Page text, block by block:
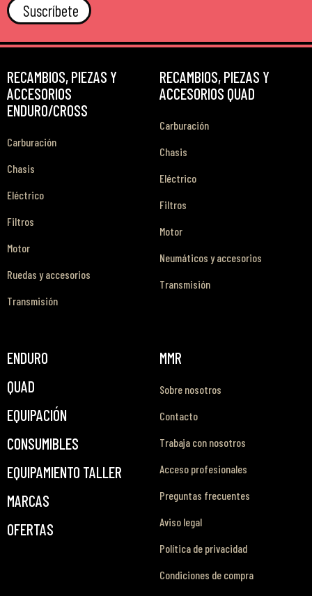
Suscríbete
RECAMBIOS, PIEZAS Y
ACCESORIOS
ENDURO/CROSS
Carburación
Chasis
Eléctrico
Filtros
Motor
Ruedas y accesorios
Transmisión
RECAMBIOS, PIEZAS Y
ACCESORIOS QUAD
Carburación
Chasis
Eléctrico
Filtros
Motor
Neumáticos y accesorios
Transmisión
ENDURO
QUAD
EQUIPACIÓN
CONSUMIBLES
EQUIPAMIENTO TALLER
MARCAS
OFERTAS
MMR
Sobre nosotros
Contacto
Trabaja con nosotros
Acceso profesionales
Preguntas frecuentes
Aviso legal
Política de privacidad
Condiciones de compra